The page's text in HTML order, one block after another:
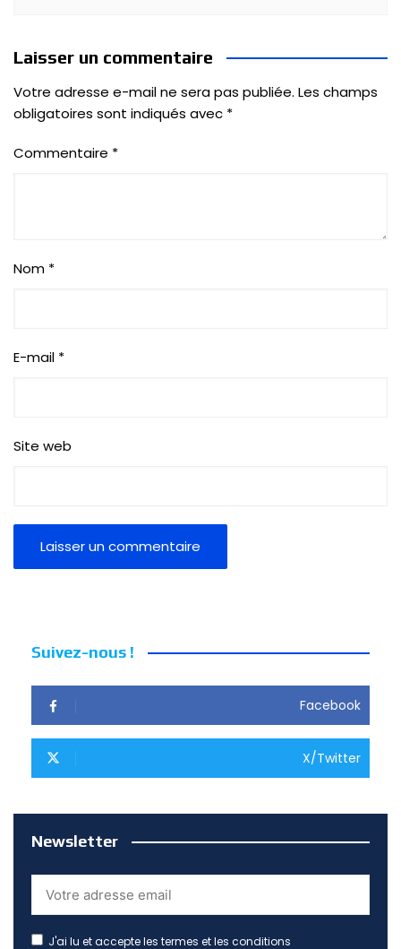
Laisser un commentaire
Votre adresse e-mail ne sera pas publiée. Les champs
obligatoires sont indiqués avec *
Commentaire *
Nom *
E-mail *
Site web
Suivez-nous !
Facebook
X/Twitter
Newsletter
J'ai lu et accepte les termes et les conditions